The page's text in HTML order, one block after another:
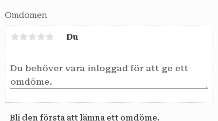
Omdömen
Du
Bli den första att lämna ett omdöme.